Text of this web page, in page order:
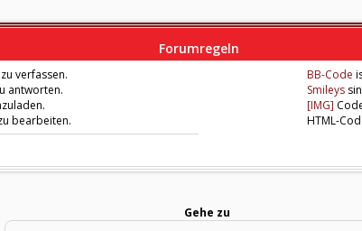
Forumregeln
verfassen.
antworten.
bearbeiten.
BB-Code
Smileys
[IMG]
HTML-
Gehe zu